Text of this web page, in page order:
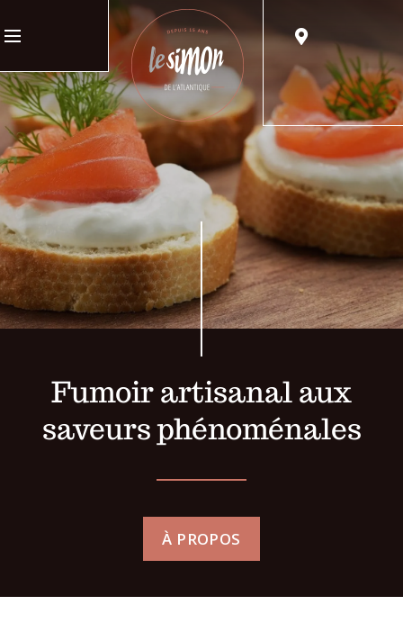
Fumoir artisanal aux
saveurs phénoménales
À PROPOS